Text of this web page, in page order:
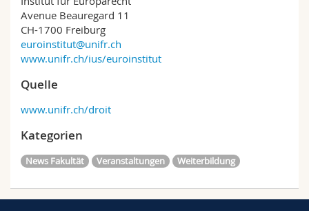
Avenue Beauregard 11
CH-1700 Freiburg
euroinstitut@unifr.ch
www.unifr.ch/ius/euroinstitut
Quelle
www.unifr.ch/droit
Kategorien
News Fakultät Veranstaltungen Weiterbildung